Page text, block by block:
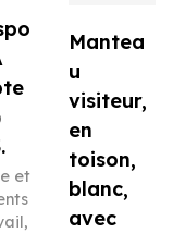
et
,
Mantea
u
visiteur,
en
toison,
blanc,
avec